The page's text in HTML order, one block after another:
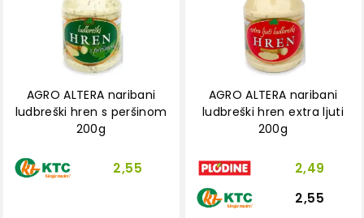
AGRO ALTERA naribani
ludbreški hren s peršinom
200g
2,55
AGRO ALTERA naribani
ludbreški hren extra ljuti
200g
2,49
2,55